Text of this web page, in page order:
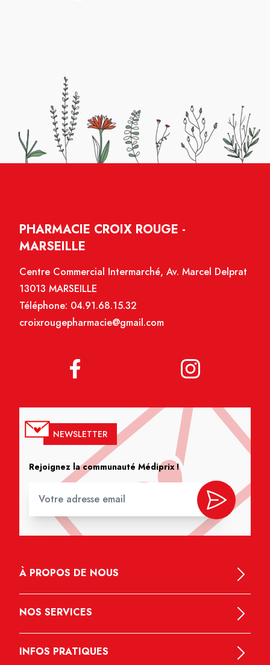
PHARMACIE CROIX ROUGE -
MARSEILLE
Centre Commercial Intermarché, Av. Marcel Delprat
13013 MARSEILLE
Téléphone: 04.91.68.15.32
croixrougepharmacie@gmail.com
NEWSLETTER
Rejoignez la communauté Médiprix !
À PROPOS DE NOUS
NOS SERVICES
INFOS PRATIQUES